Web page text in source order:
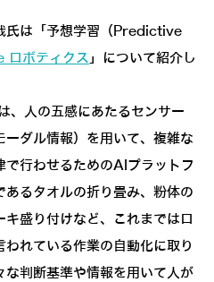
氏は「予想学習（Predictive
ロボティクス 」について紹介し
、人の五感にあたるセンサー
ダル情報）を用いて、複雑な
行わせるためのAIプラットフ
あるタオルの折り畳み、粉体の
盛り付けなど、これまではロ
れている作業の自動化に取り
判断基準や情報を用いて人が